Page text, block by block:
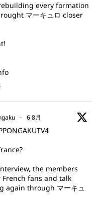
every formation
マーキュロ closer
· 6 8月
the members
fans and talk
again through マーキュ